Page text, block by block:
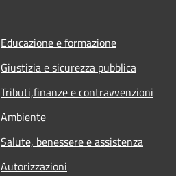
Educazione e formazione
Giustizia e sicurezza pubblica
Tributi,finanze e contravvenzioni
Ambiente
Salute, benessere e assistenza
Autorizzazioni